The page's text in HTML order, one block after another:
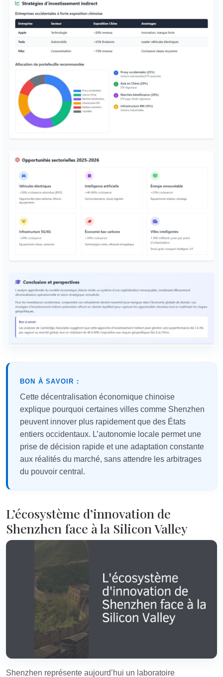
BON À SAVOIR :
Cette décentralisation économique chinoise
explique pourquoi certaines villes comme Shenzhen
peuvent innover plus rapidement que des États
entiers occidentaux. L’autonomie locale permet une
prise de décision rapide et une adaptation constante
aux réalités du marché, sans attendre les arbitrages
du pouvoir central.
L’écosystème d’innovation de
Shenzhen face à la Silicon Valley
Shenzhen représente aujourd’hui un laboratoire